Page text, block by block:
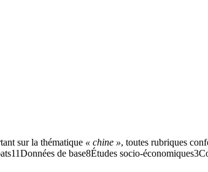
sur la thématique « chine », toutes rubriques
11Données de base8Études socio-économiques3